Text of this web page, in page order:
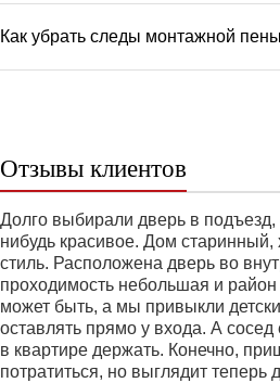
Как убрать следы монтажной
Отзывы клиентов
Долго выбирали дверь в подъезд,
нибудь красивое. Дом старинный,
стиль. Расположена дверь во
проходимость небольшая и
может быть, а мы привыкли
оставлять прямо у входа. А
в квартире держать. Конечно,
потратиться, но выглядит теперь